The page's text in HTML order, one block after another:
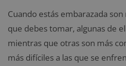
Cuando estás embarazada
que debes tomar, algunas de
mientras que otras son más
más difíciles a las que se